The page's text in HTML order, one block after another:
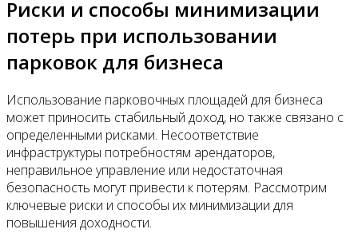
Риски и способы минимизации
потерь при использовании
парковок для бизнеса
Использование парковочных площадей для бизнеса
может приносить стабильный доход, но также связано с
определенными рисками. Несоответствие
инфраструктуры потребностям арендаторов,
неправильное управление или недостаточная
безопасность могут привести к потерям. Рассмотрим
ключевые риски и способы их минимизации для
повышения доходности.